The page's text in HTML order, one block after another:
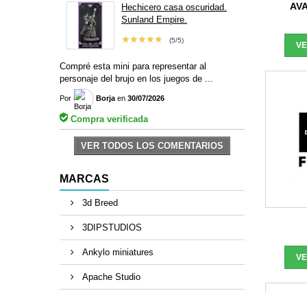
Hechicero casa oscuridad.
Sunland Empire.
(5/5)
★★★★★
Compré esta mini para representar al
personaje del brujo en los juegos de ...
Por Borja en 30/07/2026
Compra verificada
VER TODOS LOS COMENTARIOS
MARCAS
3d Breed
3DIPSTUDIOS
Ankylo miniatures
Apache Studio